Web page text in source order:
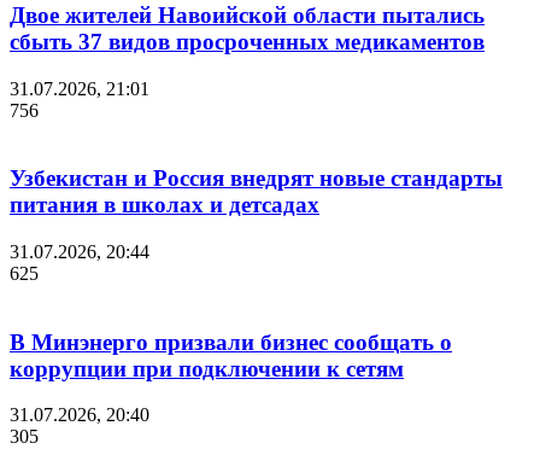
Двое жителей Навоийской области пытались
сбыть 37 видов просроченных медикаментов
31.07.2026, 21:01
756
Узбекистан и Россия внедрят новые стандарты
питания в школах и детсадах
31.07.2026, 20:44
625
В Минэнерго призвали бизнес сообщать о
коррупции при подключении к сетям
31.07.2026, 20:40
305